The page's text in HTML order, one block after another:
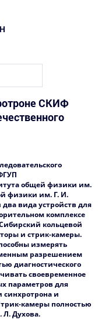
СКИФ
общей физики им.
физики им. Г. И.
вида устройств для
комплексе
кольцевой
и стрик-камеры.
измерять
разрешением
диагностического
своевременное
параметров для
синхротрона и
камеры полностью
Духова.